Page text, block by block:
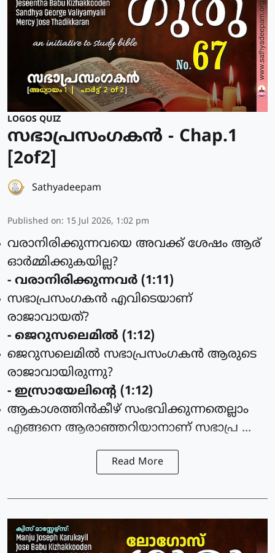
LOGOS QUIZ
സഭാപ്രസംഗകൻ - Chap.1
[2of2]
Sathyadeepam
Published on: 15 Jul 2026, 1:02 pm
വരാനിരിക്കുന്നവയെ അവക്ക് ശേഷം ആര്
ഓര്‍മ്മിക്കുകയില്ല?
- വരാനിരിക്കുന്നവര്‍ (1:11)
സഭാപ്രസംഗകന്‍ എവിടെയാണ്
രാജാവായത്?
- ജെറുസലെമില്‍ (1:12)
ജെറുസലെമില്‍ സഭാപ്രസംഗകന്‍ ആരുടെ
രാജാവായിരുന്നു?
- ഇസ്രായേലിന്റെ (1:12)
ആകാശത്തിന്‍കീഴ് സംഭവിക്കുന്നതെല്ലാം
എങ്ങനെ ആരാഞ്ഞറിയാനാണ് സഭാപ്ര ...
Read More